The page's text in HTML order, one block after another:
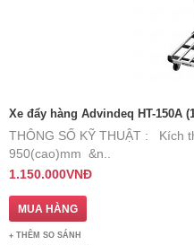
Xe đẩy hàng Advindeq HT-150A
THÔNG SỐ KỸ THUẬT : Kích
950(cao)mm &n..
1.150.000VNĐ
THÊM SO SÁNH